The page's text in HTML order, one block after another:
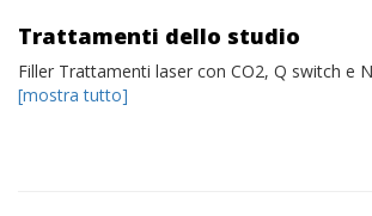
Trattamenti dello studio
Filler Trattamenti laser con CO2, Q switch e
[mostra tutto]